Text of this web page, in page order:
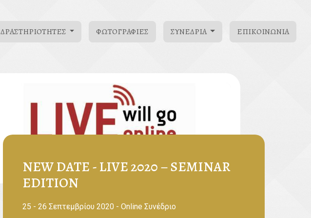
ΔΡΑΣΤΗΡΙΌΤΗΤΕΣ ΦΩΤΟΓΡΑΦΊΕΣ ΣΥΝΈΔΡΙΑ ΕΠΙΚΟΙΝΩΝΊΑ
NEW DATE - LIVE 2020 – SEMINAR
EDITION
25 - 26 Σεπτεμβρίου 2020 - Online Συνέδριο